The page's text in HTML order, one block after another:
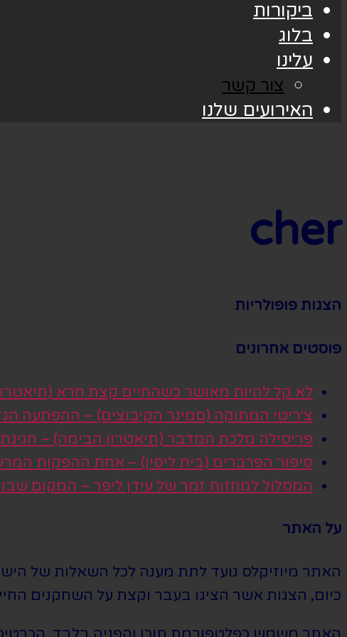
ביקורות
בלוג
עלינו
צור קשר
האירועים שלנו
cher
הצגות פופולריות
פוסטים אחרונים
לא קל להיות מאושר כשהחיים קצת חרא
צ׳ריטי המתוקה (סמינר הקיבוצים) – ההפתעה
פריסילה מלכת המדבר (תיאטרון הבימה) – חגיגת
סיפור הפרברים (בית ליסין) – אחת ההפקות
המסלול למחזות זמר של עידן ליפר – המקום
על האתר
האתר מיוזיקלס נועד לתת מענה לכל השאלות של
כיום, הצגות אשר הציגו בעבר וקצת על השחקנים